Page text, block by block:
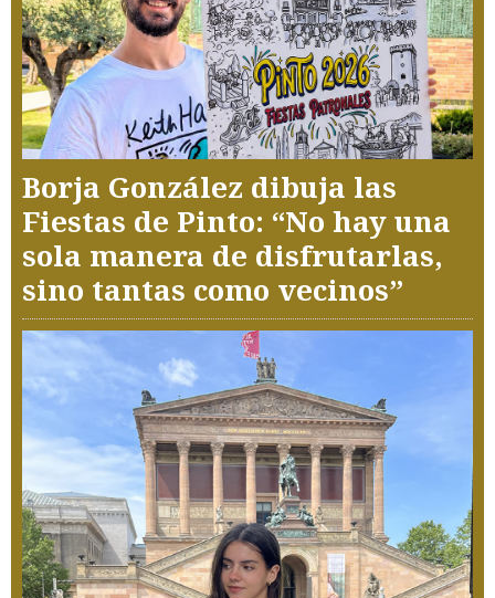
Borja González dibuja las
Fiestas de Pinto: “No hay una
sola manera de disfrutarlas,
sino tantas como vecinos”